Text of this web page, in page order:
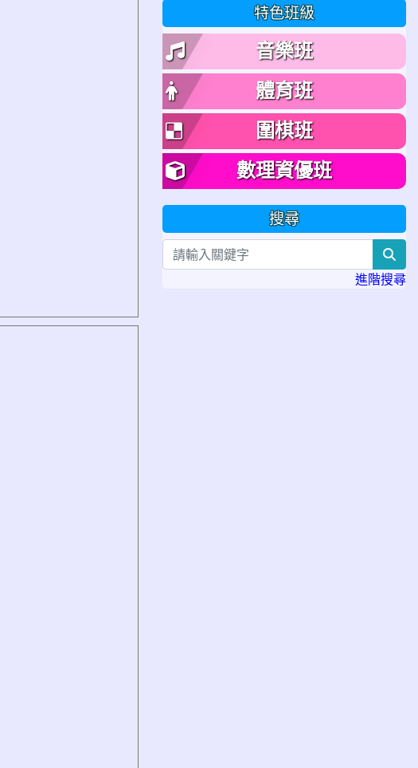
特色班級
音樂班
體育班
圍棋班
數理資優班
搜尋
進階搜尋